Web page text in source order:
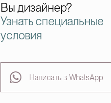
Вы дизайнер?
Узнать специальные
условия
Написать в WhatsApp